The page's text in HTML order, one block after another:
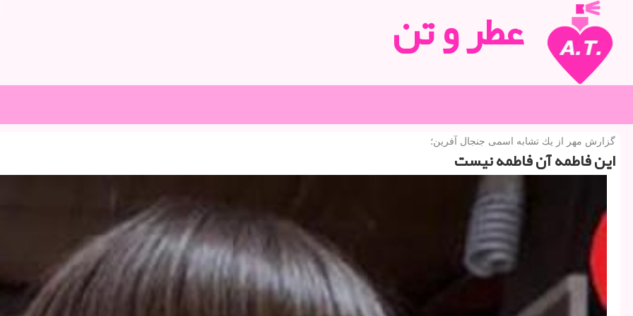
عطر و تن
گزارش مهر از یك تشابه اسمی جنجال آفرین؛
این فاطمه آن فاطمه نیست